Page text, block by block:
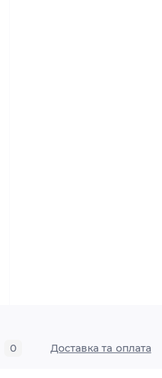
0 Доставка та оплата